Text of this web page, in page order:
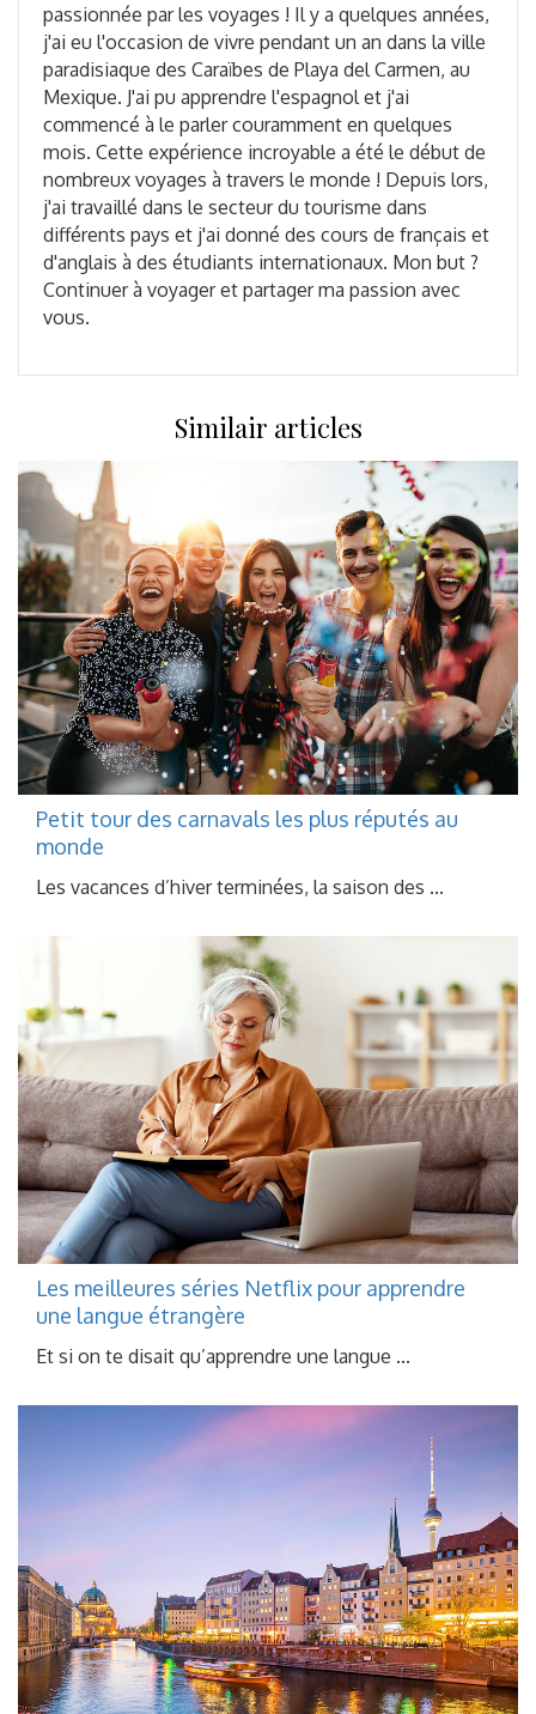
passionnée par les voyages ! Il y a quelques années,
j'ai eu l'occasion de vivre pendant un an dans la ville
paradisiaque des Caraïbes de Playa del Carmen, au
Mexique. J'ai pu apprendre l'espagnol et j'ai
commencé à le parler couramment en quelques
mois. Cette expérience incroyable a été le début de
nombreux voyages à travers le monde ! Depuis lors,
j'ai travaillé dans le secteur du tourisme dans
différents pays et j'ai donné des cours de français et
d'anglais à des étudiants internationaux. Mon but ?
Continuer à voyager et partager ma passion avec
vous.
Similair articles
Petit tour des carnavals les plus réputés au
monde
Les vacances d’hiver terminées, la saison des ...
Les meilleures séries Netflix pour apprendre
une langue étrangère
Et si on te disait qu’apprendre une langue ...